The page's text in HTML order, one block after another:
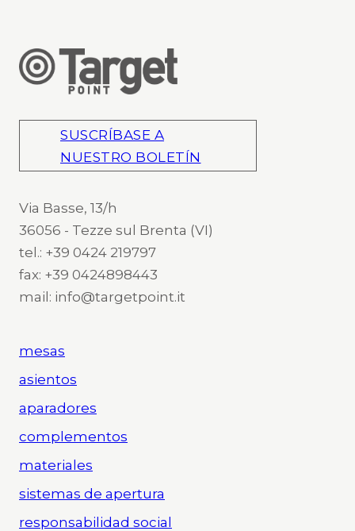
SUSCRÍBASE A
NUESTRO BOLETÍN
Via Basse, 13/h
36056 - Tezze sul Brenta (VI)
tel.: +39 0424 219797
fax: +39 0424898443
mail: info@targetpoint.it
mesas
asientos
aparadores
complementos
materiales
sistemas de apertura
responsabilidad social